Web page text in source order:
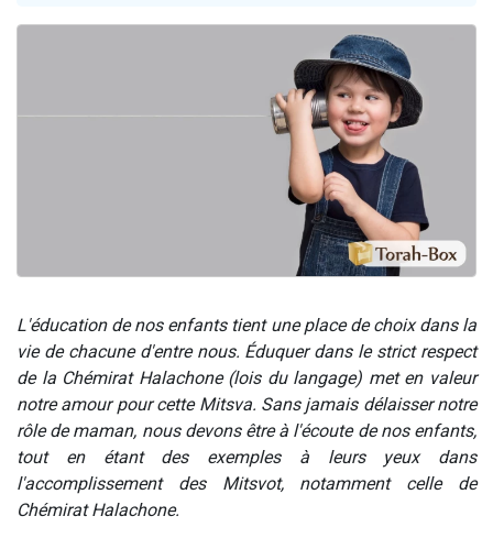
Il reste 49 places pour étudier en groupe sur Zoom
Nathaniel vient de donner son Maasser
6 personnes viennent de faire un don pour 5 enfants déjà orphelins risquent de perdre leur maman
L'éducation de nos enfants tient une place de choix dans la
vie de chacune d'entre nous. Éduquer dans le strict respect
de la Chémirat Halachone (lois du langage) met en valeur
notre amour pour cette Mitsva. Sans jamais délaisser notre
rôle de maman, nous devons être à l'écoute de nos enfants,
tout en étant des exemples à leurs yeux dans
l'accomplissement des Mitsvot, notamment celle de
Chémirat Halachone.